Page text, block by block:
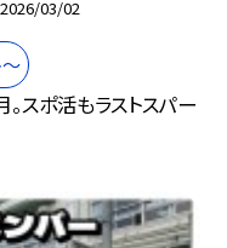
2026/03/02
スポ活もラストスパー